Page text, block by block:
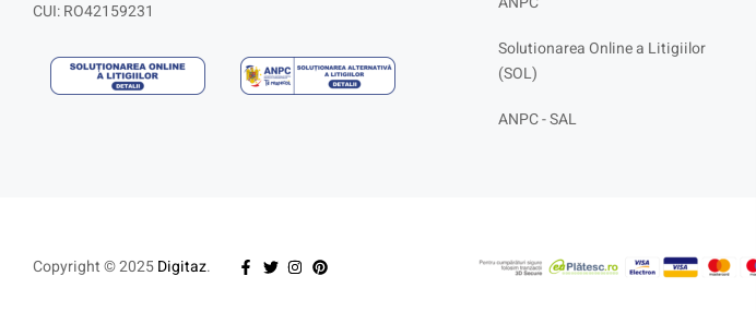
CUI: RO42159231
Solutionarea Online a Litigiilor
(SOL)
ANPC - SAL
Copyright © 2025Digitaz.